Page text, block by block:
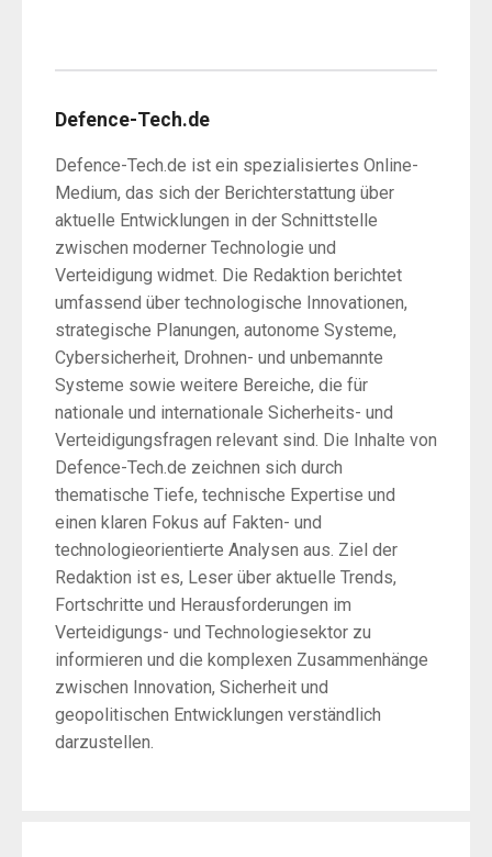
Defence-Tech.de
Defence-Tech.de ist ein spezialisiertes Online-
Medium, das sich der Berichterstattung über
aktuelle Entwicklungen in der Schnittstelle
zwischen moderner Technologie und
Verteidigung widmet. Die Redaktion berichtet
umfassend über technologische Innovationen,
strategische Planungen, autonome Systeme,
Cybersicherheit, Drohnen- und unbemannte
Systeme sowie weitere Bereiche, die für
nationale und internationale Sicherheits- und
Verteidigungsfragen relevant sind. Die Inhalte von
Defence-Tech.de zeichnen sich durch
thematische Tiefe, technische Expertise und
einen klaren Fokus auf Fakten- und
technologieorientierte Analysen aus. Ziel der
Redaktion ist es, Leser über aktuelle Trends,
Fortschritte und Herausforderungen im
Verteidigungs- und Technologiesektor zu
informieren und die komplexen Zusammenhänge
zwischen Innovation, Sicherheit und
geopolitischen Entwicklungen verständlich
darzustellen.